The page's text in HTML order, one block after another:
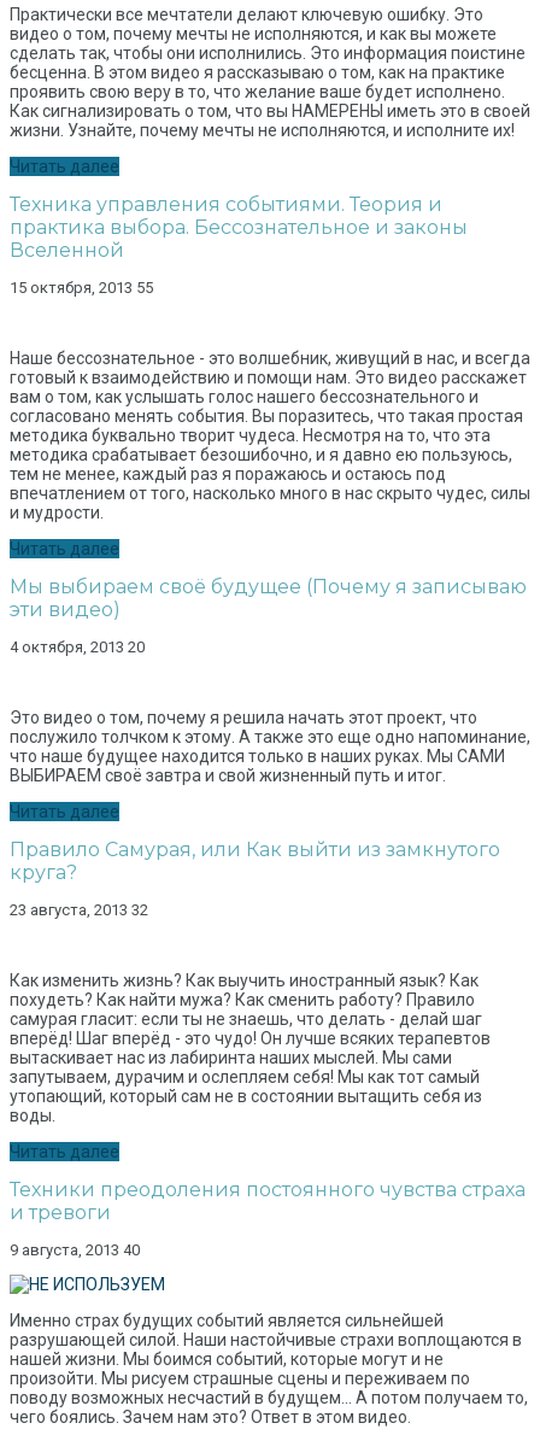
Практически все мечтатели делают ключевую ошибку. Это
видео о том, почему мечты не исполняются, и как вы можете
сделать так, чтобы они исполнились. Это информация поистине
бесценна. В этом видео я рассказываю о том, как на практике
проявить свою веру в то, что желание ваше будет исполнено.
Как сигнализировать о том, что вы НАМЕРЕНЫ иметь это в своей
жизни. Узнайте, почему мечты не исполняются, и исполните их!
Читать далее
Техника управления событиями. Теория и
практика выбора. Бессознательное и законы
Вселенной
15 октября, 2013 55
Наше бессознательное - это волшебник, живущий в нас, и всегда
готовый к взаимодействию и помощи нам. Это видео расскажет
вам о том, как услышать голос нашего бессознательного и
согласовано менять события. Вы поразитесь, что такая простая
методика буквально творит чудеса. Несмотря на то, что эта
методика срабатывает безошибочно, и я давно ею пользуюсь,
тем не менее, каждый раз я поражаюсь и остаюсь под
впечатлением от того, насколько много в нас скрыто чудес, силы
и мудрости.
Читать далее
Мы выбираем своё будущее (Почему я записываю
эти видео)
4 октября, 2013 20
Это видео о том, почему я решила начать этот проект, что
послужило толчком к этому. А также это еще одно напоминание,
что наше будущее находится только в наших руках. Мы САМИ
ВЫБИРАЕМ своё завтра и свой жизненный путь и итог.
Читать далее
Правило Самурая, или Как выйти из замкнутого
круга?
23 августа, 2013 32
Как изменить жизнь? Как выучить иностранный язык? Как
похудеть? Как найти мужа? Как сменить работу? Правило
самурая гласит: если ты не знаешь, что делать - делай шаг
вперёд! Шаг вперёд - это чудо! Он лучше всяких терапевтов
вытаскивает нас из лабиринта наших мыслей. Мы сами
запутываем, дурачим и ослепляем себя! Мы как тот самый
утопающий, который сам не в состоянии вытащить себя из
воды.
Читать далее
Техники преодоления постоянного чувства страха
и тревоги
9 августа, 2013 40
Именно страх будущих событий является сильнейшей
разрушающей силой. Наши настойчивые страхи воплощаются в
нашей жизни. Мы боимся событий, которые могут и не
произойти. Мы рисуем страшные сцены и переживаем по
поводу возможных несчастий в будущем... А потом получаем то,
чего боялись. Зачем нам это? Ответ в этом видео.